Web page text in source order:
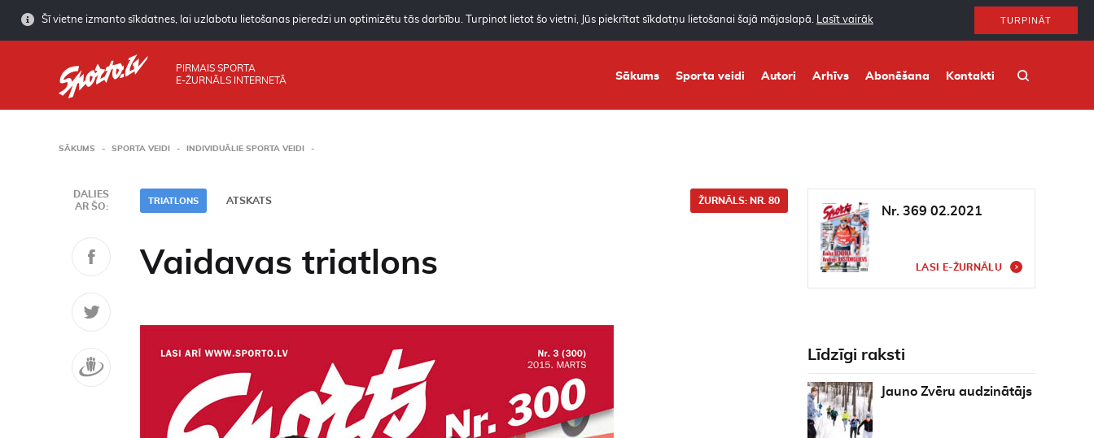
Šī vietne izmanto sīkdatnes, lai uzlabotu lietošanas pieredzi un optimizētu tās darbību. Turpinot lietot šo vietni, Jūs piekrītat sīkdatņu lietošanai šajā mājaslapā. Lasīt vairāk TURPINĀT
PIRMAIS SPORTA
E-ŽURNĀLS INTERNETĀ
Sākums Sporta veidi Autori Arhīvs Abonēšana Kontakti
SĀKUMS SPORTA VEIDI INDIVIDUĀLIE SPORTA VEIDI
DALIES
AR ŠO:
TRIATLONS ŽURNĀLS: NR. 80
ATSKATS
Vaidavas triatlons
Nr. 369 02.2021
LASI E-ŽURNĀLU
Līdzīgi raksti
Jauno Zvēru audzinātājs